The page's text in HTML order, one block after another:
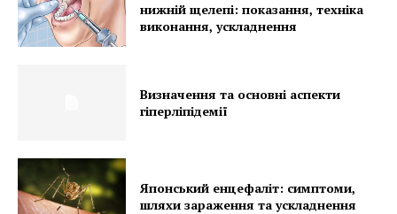
нижній щелепі: показання, техніка
виконання, ускладнення
Визначення та основні аспекти
гіперліпідемії
Японський енцефаліт: симптоми,
шляхи зараження та ускладнення